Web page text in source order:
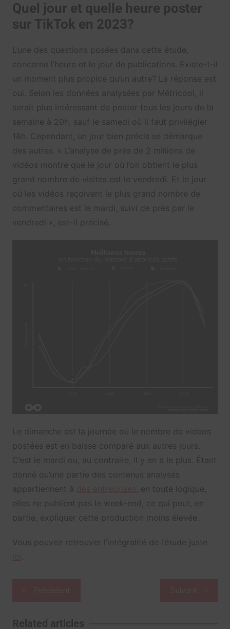
Quel jour et quelle heure poster
sur TikTok en 2023?
L’une des questions posées dans cette étude,
concerne l’heure et le jour de publications. Existe-t-il
un moment plus propice qu’un autre? La réponse est
oui. Selon les données analysées par Métricool, il
serait plus intéressant de poster tous les jours de la
semaine à 20h, sauf le samedi où il faut privilégier
18h. Cependant, un jour bien précis se démarque
des autres. « L’analyse de près de 2 millions de
vidéos montre que le jour où l’on obtient le plus
grand nombre de visites est le vendredi. Et le jour
où les vidéos reçoivent le plus grand nombre de
commentaires est le mardi, suivi de près par le
vendredi », est-il précisé.
Le dimanche est la journée où le nombre de vidéos
postées est en baisse comparé aux autres jours.
C’est le mardi ou, au contraire, il y en a le plus. Étant
donné qu’une partie des contenus analysés
appartiennent à
, en toute logique,
elles ne publient pas le week-end, ce qui peut, en
partie, expliquer cette production moins élevée.
Vous pouvez retrouver l’intégralité de l’étude juste
l’article
Related articles